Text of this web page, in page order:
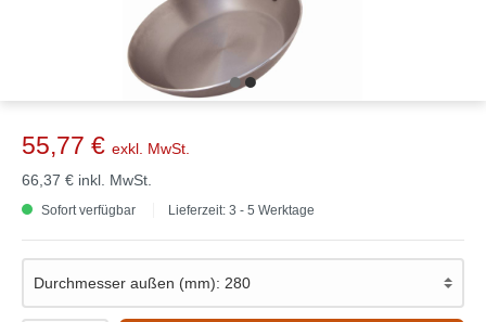
55,77 € exkl. MwSt.
66,37 € inkl. MwSt.
Sofort verfügbar Lieferzeit: 3 - 5 Werktage